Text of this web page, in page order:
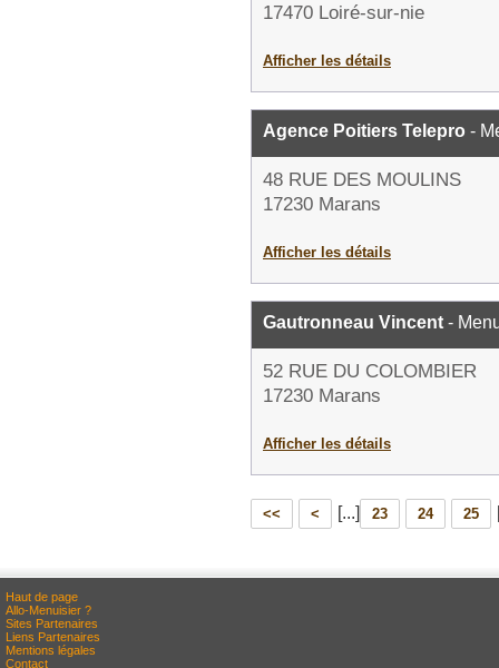
17470 Loiré-sur-nie
Afficher les détails
Agence Poitiers Telepro -
48 RUE DES MOULINS
17230 Marans
Afficher les détails
Gautronneau Vincent -
52 RUE DU COLOMBIER
17230 Marans
Afficher les détails
<< < [...] 23 24 25
Haut de page
Allo-Menuisier ?
Sites Partenaires
Liens Partenaires
Mentions légales
Contact